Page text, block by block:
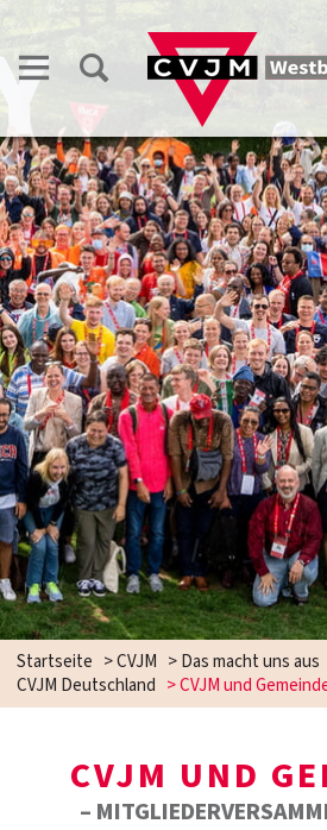
Startseite >CVJM >Das macht uns aus
CVJM Deutschland >CVJM und
CVJM UND
–